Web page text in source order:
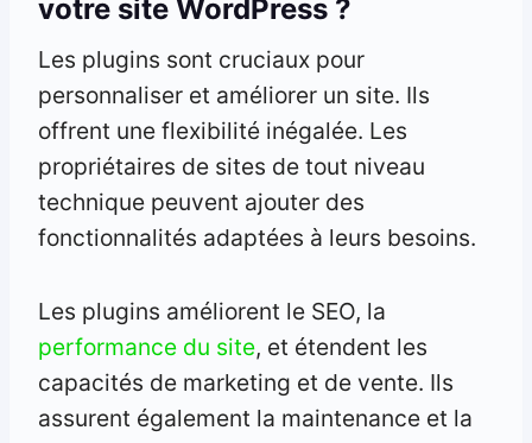
votre site WordPress ?
Les plugins sont cruciaux pour
personnaliser et améliorer un site. Ils
offrent une flexibilité inégalée. Les
propriétaires de sites de tout niveau
technique peuvent ajouter des
fonctionnalités adaptées à leurs besoins.
Les plugins améliorent le SEO, la
performance du site, et étendent les
capacités de marketing et de vente. Ils
assurent également la maintenance et la